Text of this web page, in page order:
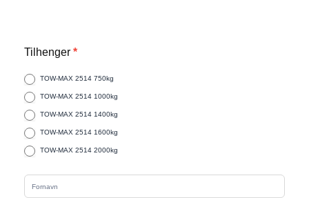
Tilhenger*
TOW-MAX 2514 750kg
TOW-MAX 2514 1000kg
TOW-MAX 2514 1400kg
TOW-MAX 2514 1600kg
TOW-MAX 2514 2000kg